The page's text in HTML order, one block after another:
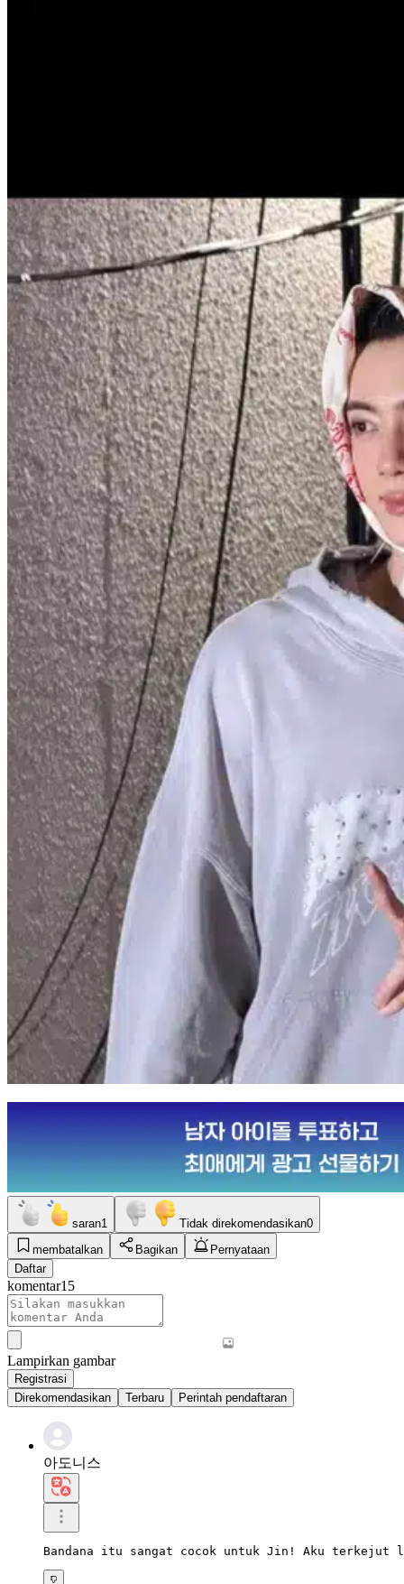
saran1 Tidak direkomendasikan0
membatalkan
Bagikan
Pernyataan
Daftar
komentar15
Lampirkan gambar
Registrasi
Direkomendasikan
Terbaru Perintah pendaftaran
아도니스
Bandana itu sangat cocok untuk Jin! Aku terkejut